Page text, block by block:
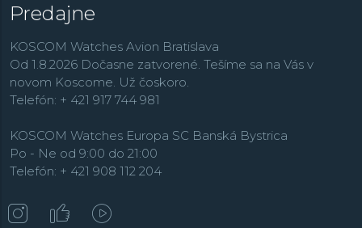
Predajne
KOSCOM Watches Avion Bratislava
Od 1.8.2026 Dočasne zatvorené. Tešíme sa na Vás v
novom Koscome. Už čoskoro.
Telefón: + 421 917 744 981
KOSCOM Watches Europa SC Banská Bystrica
Po - Ne od 9:00 do 21:00
Telefón: + 421 908 112 204